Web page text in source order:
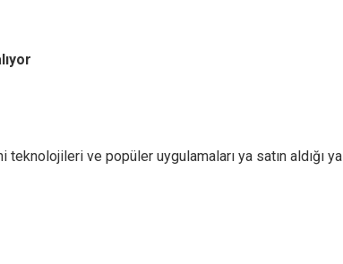
teknolojileri ve popüler uygulamaları ya satın aldığı ya